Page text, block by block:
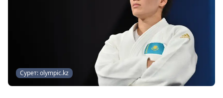
Сурет: olympic.kz